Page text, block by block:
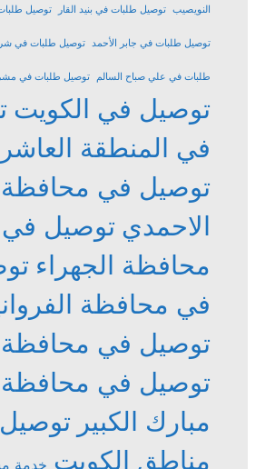
النويصيب توصيل طلبات في بنيد القار توصيل
توصيل طلبات في جابر الأحمد توصيل طلبات في
طلبات في علي صباح السالم توصيل طلبات في
توصيل في الكويت
في المنطقة
توصيل في محافظة
الاحمدي توصيل في
محافظة الجهراء
في محافظة
توصيل في
توصيل في محافظة
مبارك الكبير
مناطق الكويت خدمة